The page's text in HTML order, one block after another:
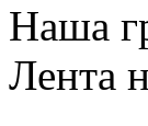
Наша
Лента